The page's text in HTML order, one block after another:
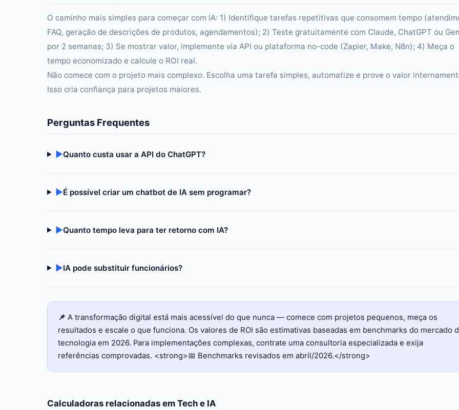
O caminho mais simples para começar com IA: 1) Identifique tarefas repetitivas que consomem tempo
FAQ, geração de descrições de produtos, agendamentos); 2) Teste gratuitamente com Claude, ChatGPT ou
por 2 semanas; 3) Se mostrar valor, implemente via API ou plataforma no-code (Zapier, Make, N8n); 4) Meça o
tempo economizado e calcule o ROI real.
Não comece com o projeto mais complexo. Escolha uma tarefa simples, automatize e prove o valor
Isso cria confiança para projetos maiores.
Perguntas Frequentes
▶Quanto custa usar a API do ChatGPT?
▶É possível criar um chatbot de IA sem programar?
▶Quanto tempo leva para ter retorno com IA?
▶IA pode substituir funcionários?
📌 A transformação digital está mais acessível do que nunca — comece com projetos pequenos, meça os
resultados e escale o que funciona. Os valores de ROI são estimativas baseadas em benchmarks do mercado
tecnologia em 2026. Para implementações complexas, contrate uma consultoria especializada e exija
referências comprovadas. <strong>📅 Benchmarks revisados em abril/2026.</strong>
Calculadoras relacionadas em Tech e IA